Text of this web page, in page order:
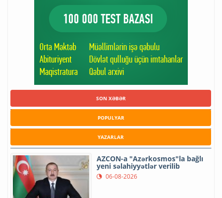
SON XƏBƏR
POPULYAR
YAZARLAR
AZCON-a "Azərkosmos"la bağlı
yeni səlahiyyətlər verilib
06-08-2026